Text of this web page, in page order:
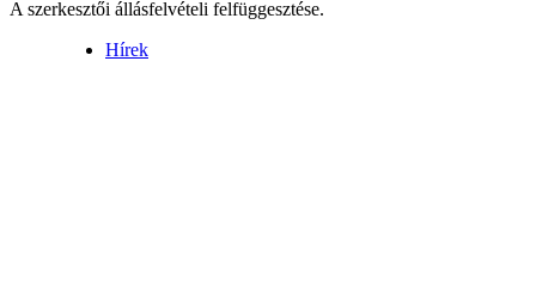
A szerkesztői állásfelvételi felfüggesztése.
Hírek